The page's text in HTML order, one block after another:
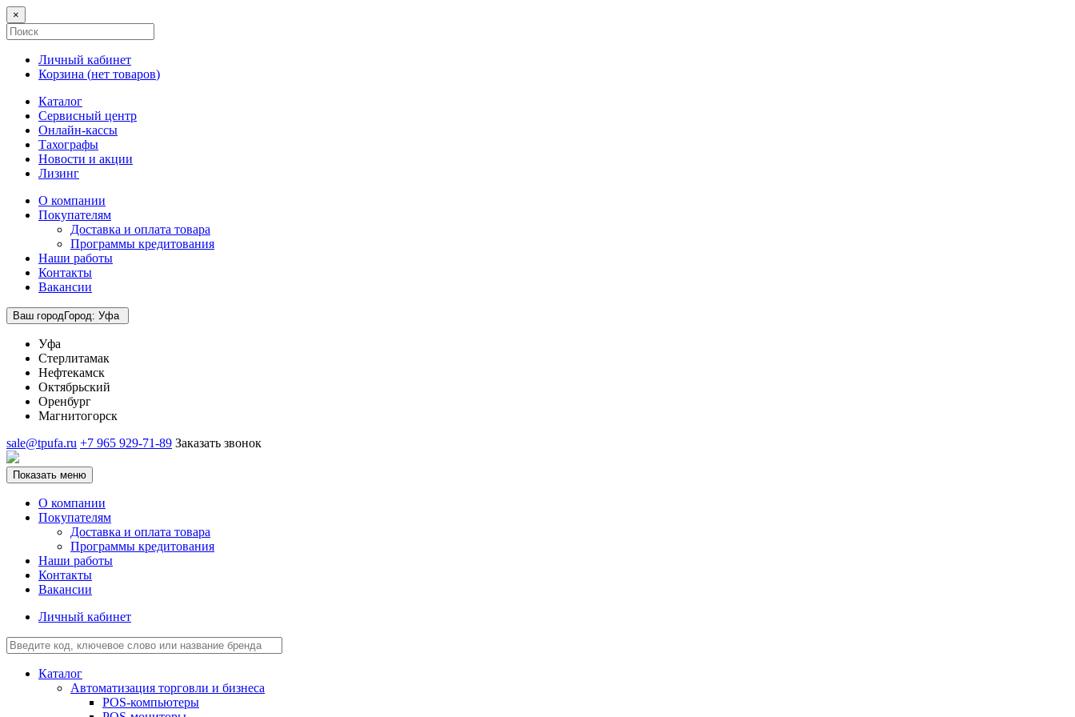
×
Личный кабинет
Корзина (нет товаров)
Каталог
Сервисный центр
Онлайн-кассы
Тахографы
Новости и акции
Лизинг
О компании
Покупателям
Доставка и оплата товара
Программы кредитования
Наши работы
Контакты
Вакансии
Ваш городГород: Уфа
Уфа
Стерлитамак
Нефтекамск
Октябрьский
Оренбург
Магнитогорск
sale@tpufa.ru +7 965 929-71-89 Заказать звонок
Показать меню
О компании
Покупателям
Доставка и оплата товара
Программы кредитования
Наши работы
Контакты
Вакансии
Личный кабинет
Каталог
Автоматизация торговли и бизнеса
POS-компьютеры